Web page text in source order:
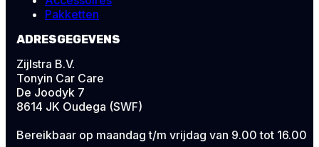
Pakketten
ADRESGEGEVENS
Zijlstra B.V.
Tonyin Car Care
De Joodyk 7
8614 JK Oudega (SWF)
Bereikbaar op maandag t/m vrijdag van 9.00 tot 16.00